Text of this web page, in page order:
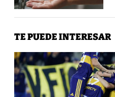
TE PUEDE INTERESAR